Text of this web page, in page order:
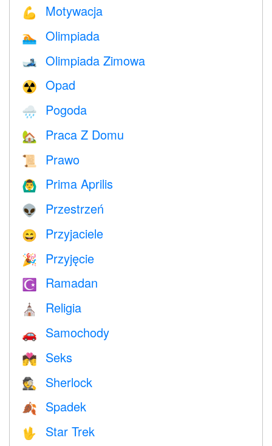
💪 Motywacja
🏊 Olimpiada
🎿 Olimpiada Zimowa
☢️ Opad
🌧 Pogoda
🏡 Praca Z Domu
📜 Prawo
🙆‍♂️ Prima Aprilis
👽 Przestrzeń
😄 Przyjaciele
🎉 Przyjęcie
☪️ Ramadan
⛪️ Religia
🚗 Samochody
💏 Seks
🕵️ Sherlock
🍂 Spadek
🖖 Star Trek